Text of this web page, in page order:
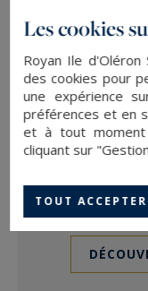
Saint-
MAISON
1 499 000 €
Les cookies
Royan Ile d'Oléron
des cookies pour
une expérience
préférences et en
et à tout
cliquant sur
TOUT ACCEPTER